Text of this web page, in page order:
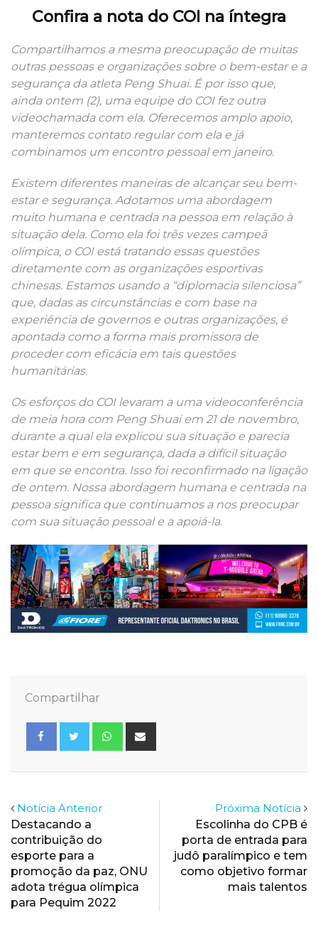
Confira a nota do COI na íntegra
Compartilhamos a mesma preocupação de muitas
outras pessoas e organizações sobre o bem-estar e a
segurança da atleta Peng Shuai. É por isso que,
ainda ontem (2), uma equipe do COI fez outra
videochamada com ela. Oferecemos amplo apoio,
manteremos contato regular com ela e já
combinamos um encontro pessoal em janeiro.
Existem diferentes maneiras de alcançar seu bem-
estar e segurança. Adotamos uma abordagem
muito humana e centrada na pessoa em relação à
situação dela. Como ela foi três vezes campeã
olímpica, o COI está tratando essas questões
diretamente com as organizações esportivas
chinesas. Estamos usando a “diplomacia silenciosa”
que, dadas as circunstâncias e com base na
experiência de governos e outras organizações, é
apontada como a forma mais promissora de
proceder com eficácia em tais questões
humanitárias.
Os esforços do COI levaram a uma videoconferência
de meia hora com Peng Shuai em 21 de novembro,
durante a qual ela explicou sua situação e parecia
estar bem e em segurança, dada a difícil situação
em que se encontra. Isso foi reconfirmado na ligação
de ontem. Nossa abordagem humana e centrada na
pessoa significa que continuamos a nos preocupar
com sua situação pessoal e a apoiá-la.
Compartilhar
Whatsapp
Notícia Anterior
Destacando a
contribuição do
esporte para a
promoção da paz, ONU
adota trégua olímpica
para Pequim 2022
Próxima Notícia
Escolinha do CPB é
porta de entrada para
judô paralímpico e tem
como objetivo formar
mais talentos